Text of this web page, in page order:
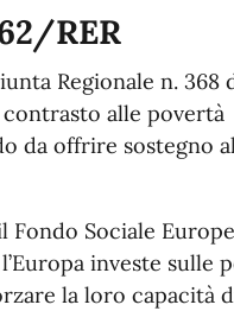
RER
Regionale n. 368
alle povertà
da offrire sostegno
Sociale
investe sulle
la loro capacità